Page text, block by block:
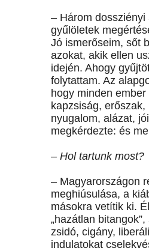
– Három
gyűlöletek
Jó ismerőseim, sőt
azokat, akik ellen
idején. Ahogy
folytattam. Az
hogy minden
kapzsiság,
nyugalom, alázat,
megkérdezte: és
– Hol tartunk most?
– Magyarországon
meghiúsulása, a
másokra vetítik ki.
„hazátlan
zsidó, cigány,
indulatokat